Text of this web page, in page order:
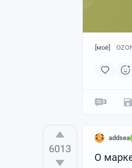
[моё]
3
6013
addsea
О